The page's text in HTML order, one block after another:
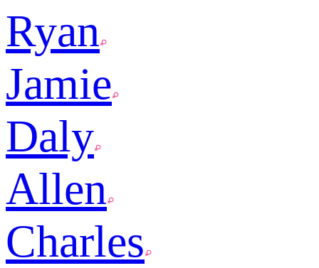
Ryan
Jamie
Daly
Allen
Charles